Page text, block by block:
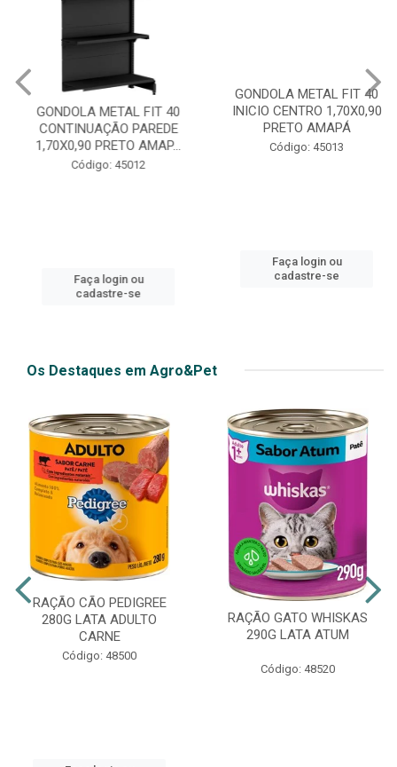
GONDOLA METAL FIT 40
CONTINUAÇÃO PAREDE
1,70X0,90 PRETO AMAP...
Código: 45012
Faça login ou
cadastre-se
GONDOLA METAL FIT 40
INICIO CENTRO 1,70X0,90
PRETO AMAPÁ
Faça login ou
Os Destaques em Agro&Pet
RAÇÃO CÃO PEDIGREE
280G LATA ADULTO
CARNE
Código: 48500
RAÇÃO GATO WHISKAS
290G LATA ATUM
Código: 48520